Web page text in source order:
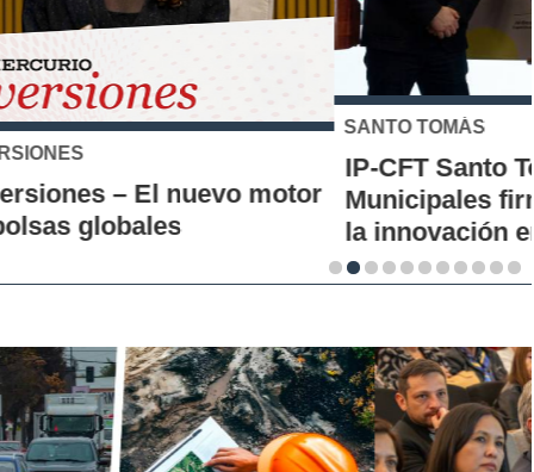
SANTO TOMÁS
IP-CFT Santo Tomás y Red de Hubs
Municipales firman alianza para impulsar
la innovación en los territorios